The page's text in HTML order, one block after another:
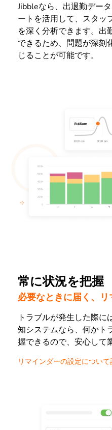
Jibbleなら、出退勤デー
ートを活用して、スタッ
を深く分析できます。出
できるため、問題が深刻
じることが可能です。
常に状況を把握
必要なときに届く、
トラブルが発生した際に
知システムなら、何かト
握できるので、安心して
リマインダーの設定につい